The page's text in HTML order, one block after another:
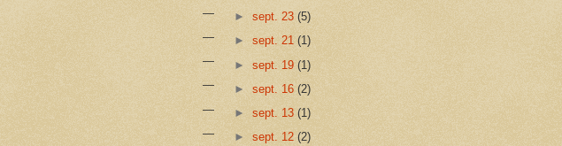
► sept. 23 (5)
► sept. 21 (1)
► sept. 19 (1)
► sept. 16 (2)
► sept. 13 (1)
► sept. 12 (2)